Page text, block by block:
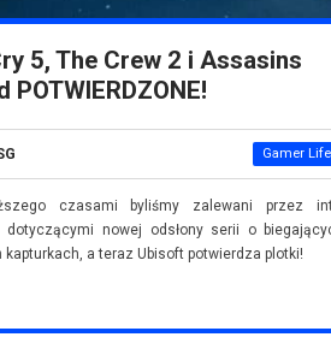
5, The Crew 2 i Assasins
POTWIERDZONE!
Gamer
czasami byliśmy zalewani przez
dotyczącymi nowej odsłony serii o
kapturkach, a teraz Ubisoft potwierdza plotki!